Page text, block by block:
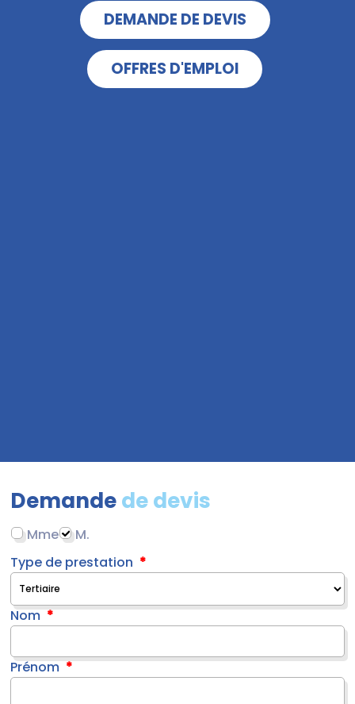
DEMANDE DE DEVIS
OFFRES D'EMPLOI
Demandede devis
Mme
M.
Type de prestation
Nom
Prénom